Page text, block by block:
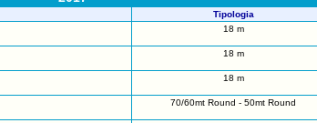
Tipologia
18 m
18 m
18 m
70/60mt Round - 50mt Round